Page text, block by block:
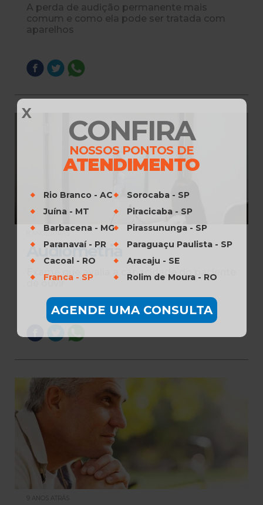
X
CONFIRA
NOSSOS PONTOS DE
ATENDIMENTO
Rio Branco - AC
Juína - MT
Barbacena - MG
Paranavaí - PR
Cacoal - RO
Franca - SP
Sorocaba - SP
Piracicaba - SP
Pirassununga - SP
Paraguaçu Paulista - SP
Aracaju - SE
Rolim de Moura - RO
AGENDE UMA CONSULTA
A perda de audição permanente mais
comum e como ela pode ser tratada com
aparelhos
8 ANOS ATRÁS
Audiometria
Exame que avalia a capacidade do paciente
de ouvir
9 ANOS ATRÁS